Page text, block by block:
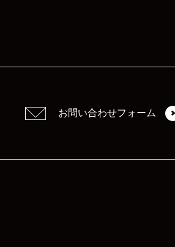
お問い合わせフォーム